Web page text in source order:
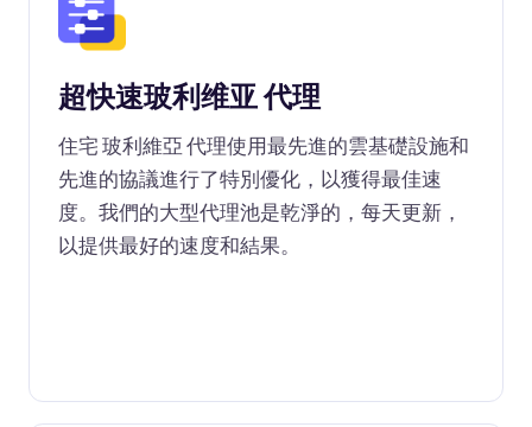
超快速玻利维亚 代理
住宅 玻利維亞 代理使用最先進的雲基礎設施和
先進的協議進行了特別優化，以獲得最佳速
度。我們的大型代理池是乾淨的，每天更新，
以提供最好的速度和結果。